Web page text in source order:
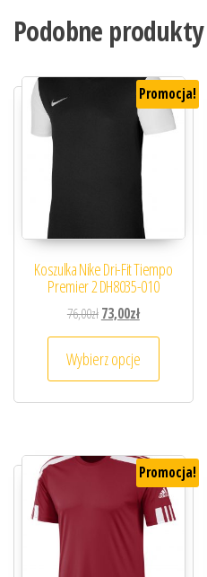
Podobne produkty
Promocja!
Koszulka Nike Dri-Fit Tiempo
Premier 2 DH8035-010
76,00złPierwotna cena
73,00złAktualna cena
Wybierz opcje
Ten
Promocja!